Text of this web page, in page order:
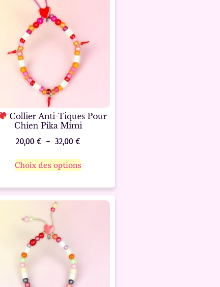
Collier Anti-Tiques Pour
Chien Pika Mimi
20,00€ – 32,00€
Choix des options